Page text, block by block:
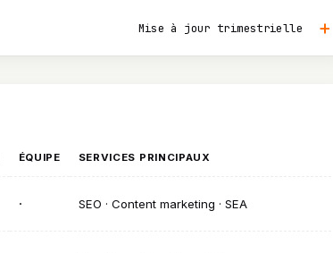
Mise à jour trimestrielle
ÉQUIPE SERVICES PRINCIPAUX
· SEO · Content marketing · SEA